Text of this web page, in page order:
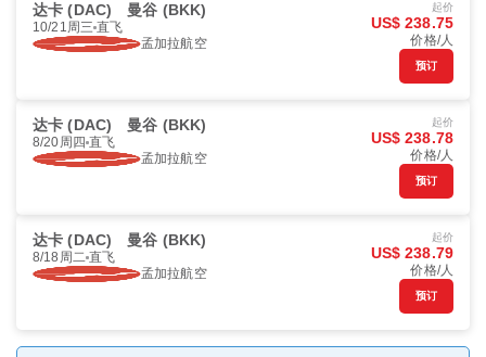
达卡 (DAC) 曼谷 (BKK)
10/21周三 直飞
孟加拉航空
起价
US$ 238.75
价格/人
预订
达卡 (DAC) 曼谷 (BKK)
8/20周四 直飞
孟加拉航空
起价
US$ 238.78
价格/人
预订
达卡 (DAC) 曼谷 (BKK)
8/18周二 直飞
孟加拉航空
起价
US$ 238.79
价格/人
预订